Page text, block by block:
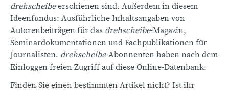
drehscheibeerschienen sind. Außerdem in diesem
Ideenfundus: Ausführliche Inhaltsangaben von
Autorenbeiträgen für das drehscheibe-Magazin,
Seminardokumentationen und Fachpublikationen für
Journalisten. drehscheibe-Abonnenten haben nach dem
Einloggen freien Zugriff auf diese Online-Datenbank.
Finden Sie einen bestimmten Artikel nicht? Ist ihr